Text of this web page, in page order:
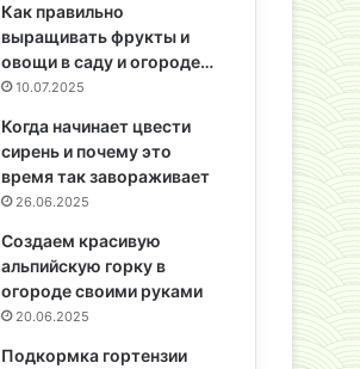
Как правильно
выращивать фрукты и
овощи в саду и огороде…
10.07.2025
Когда начинает цвести
сирень и почему это
время так завораживает
26.06.2025
Создаем красивую
альпийскую горку в
огороде своими руками
20.06.2025
Подкормка гортензии